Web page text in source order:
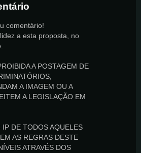
comentário!
a esta proposta, no
A POSTAGEM DE
A IMAGEM OU A
A LEGISLAÇÃO EM
DE TODOS AQUELES
AS REGRAS DESTE
ATRAVÉS DOS